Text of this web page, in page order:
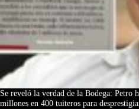
Se reveló la verdad de la Bodega: Petro
millones en 400 tuiteros para